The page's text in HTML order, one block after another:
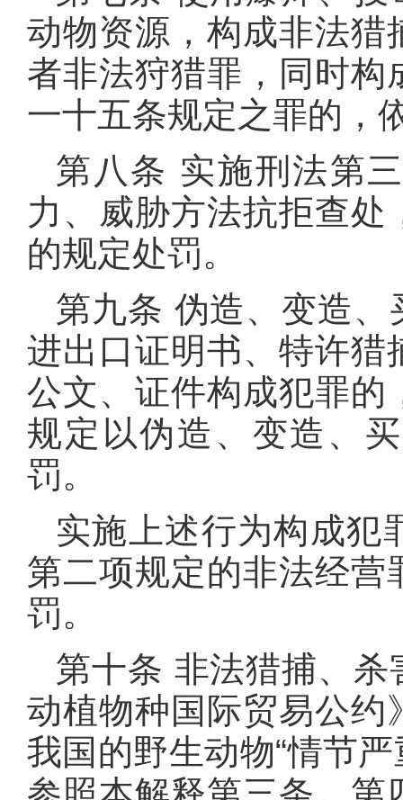
动物资源，构成非法猎
者非法狩猎罪，同时
一十五条规定之罪的，
第八条 实施刑法第
力、威胁方法抗拒查
的规定处罚。
第九条 伪造、变造
进出口证明书、特许猎
公文、证件构成犯罪的
规定以伪造、变造、
罚。
实施上述行为构成犯
第二项规定的非法经
罚。
第十条 非法猎捕、
动植物种国际贸易公约
我国的野生动物“情节